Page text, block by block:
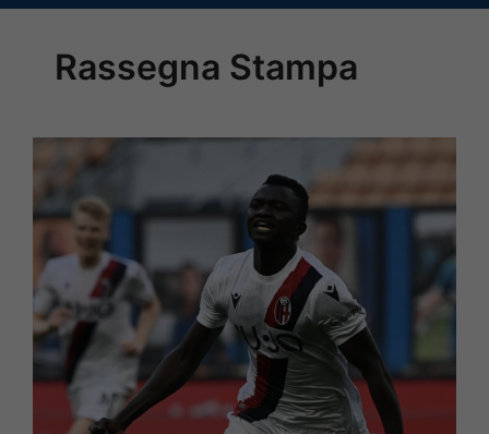
Rassegna Stampa